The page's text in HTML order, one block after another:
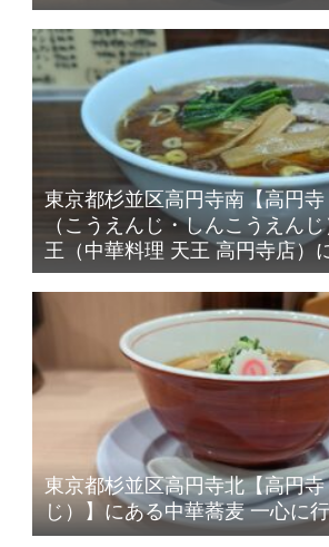
東京都杉並区高円寺南【高円
（こうえんじ・しんこうえん
王（中華料理 天王 高円寺店）
東京都杉並区高円寺北【高円
じ）】にある中華蕎麦 一心に